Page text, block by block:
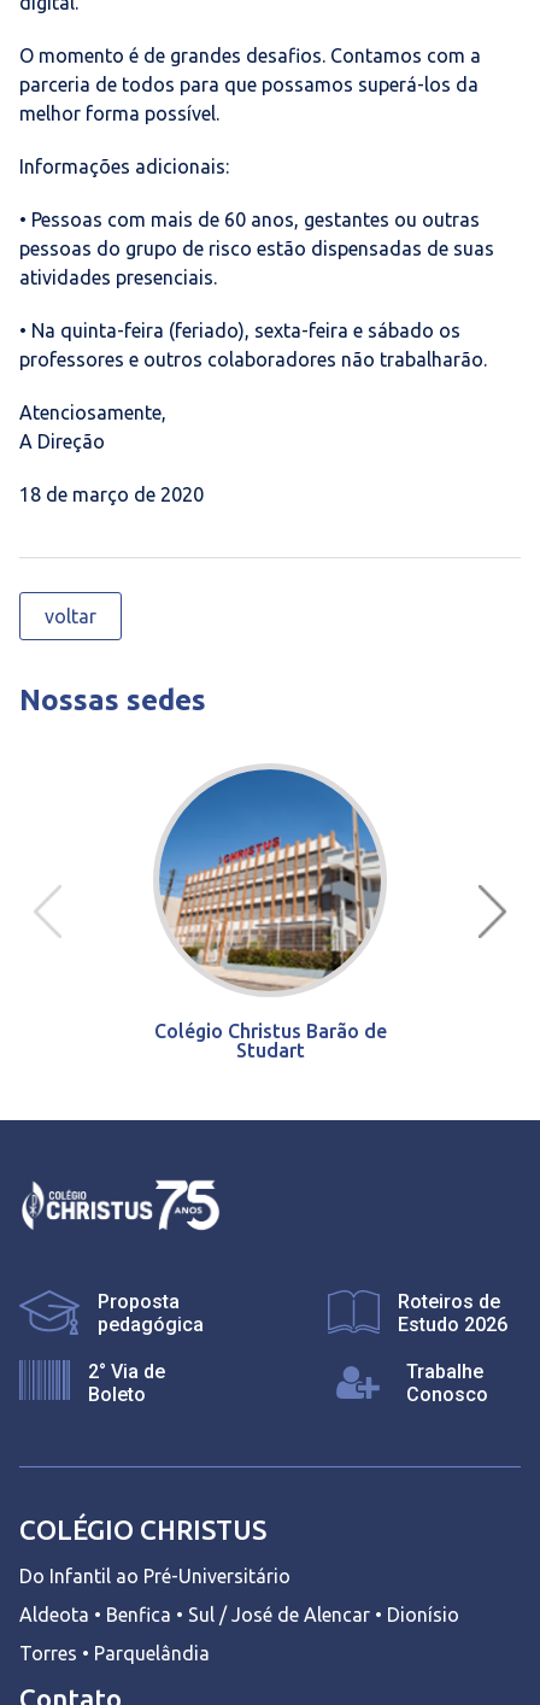
O momento é de grandes desafios. Contamos com a
parceria de todos para que possamos superá-los da
melhor forma possível.
Informações adicionais:
• Pessoas com mais de 60 anos, gestantes ou outras
pessoas do grupo de risco estão dispensadas de suas
atividades presenciais.
• Na quinta-feira (feriado), sexta-feira e sábado os
professores e outros colaboradores não trabalharão.
Atenciosamente,
A Direção
18 de março de 2020
voltar
Nossas sedes
Colégio Christus Barão de
Studart
Proposta
pedagógica
Roteiros de
Estudo 2026
2° Via de
Boleto
Trabalhe
Conosco
COLÉGIO CHRISTUS
Do Infantil ao Pré-Universitário
Aldeota • Benfica • Sul / José de Alencar • Dionísio
Torres • Parquelândia
Contato